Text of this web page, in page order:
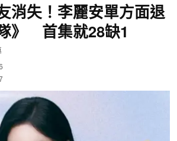
消失！李麗安單方面退
》 首集就28缺1